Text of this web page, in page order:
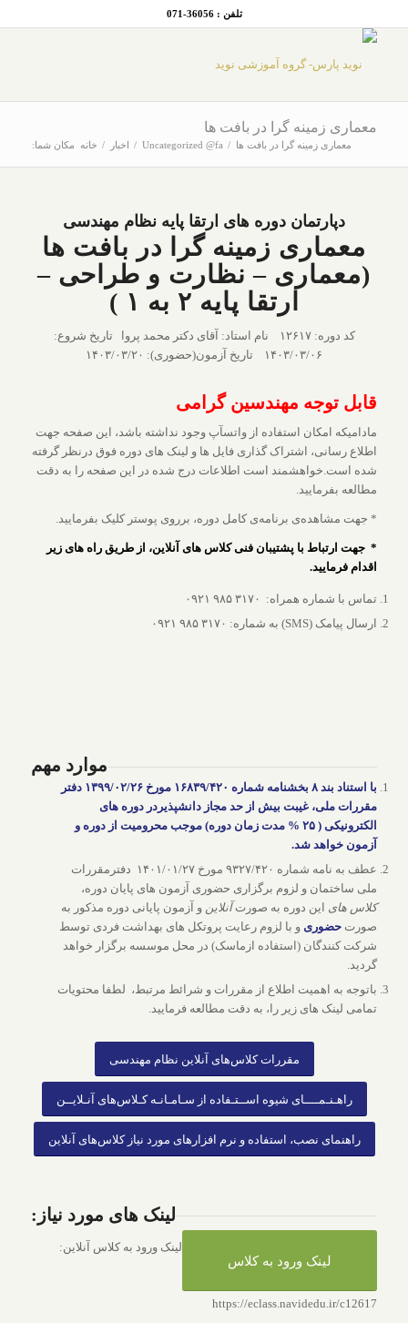
تلفن : 36056-071
معماری زمینه گرا در بافت ها
مکان شما: خانه / اخبار / Uncategorized @fa / معماری زمینه گرا در بافت ها
دپارتمان دوره های ارتقا پایه نظام مهندسی
معماری زمینه گرا در بافت ها
(معماری – نظارت و طراحی –
ارتقا پایه ۲ به ۱ )
کد دوره: ۱۲۶۱۷ نام استاد: آقای دکتر محمد پروا تاریخ شروع:
۱۴۰۳/۰۳/۰۶ تاریخ آزمون(حضوری): ۱۴۰۳/۰۳/۲۰
قابل توجه مهندسین گرامی
مادامیکه امکان استفاده از واتسآپ وجود نداشته باشد، این صفحه جهت
اطلاع رسانی، اشتراک گذاری فایل ها و لینک های دوره فوق درنظر گرفته
شده است.خواهشمند است اطلاعات درج شده در این صفحه را به دقت
مطالعه بفرمایید.
* جهت مشاهده‌ی برنامه‌ی کامل دوره، برروی پوستر کلیک بفرمایید.
* جهت ارتباط با پشتیبان فنی کلاس های آنلاین، از طریق راه های زیر
اقدام فرمایید.
تماس با شماره همراه: ۳۱۷۰ ۹۸۵ ۰۹۲۱
ارسال پیامک (SMS) به شماره: ۳۱۷۰ ۹۸۵ ۰۹۲۱
موارد مهم
با استناد بند ۸ بخشنامه شماره ۱۶۸۳۹/۴۲۰ مورخ ۱۳۹۹/۰۲/۲۶ دفتر
مقررات ملی، غیبت بیش از حد مجاز دانشپذیردر دوره های
الکترونیکی ( ۲۵ % مدت زمان دوره) موجب محرومیت از دوره و
آزمون خواهد شد.
عطف به نامه شماره ۹۳۲۷/۴۲۰ مورخ ۱۴۰۱/۰۱/۲۷ دفترمقررات
ملی ساختمان و لزوم برگزاری حضوری آزمون های پایان دوره،
کلاس های این دوره به صورتآنلاین و آزمون پایانی دوره مذکور به
صورت حضوری و با لزوم رعایت پروتکل های بهداشت فردی توسط
شرکت کنندگان (استفاده ازماسک) در محل موسسه برگزار خواهد
گردید.
باتوجه به اهمیت اطلاع از مقررات و شرائط مرتبط، لطفا محتویات
تمامی لینک های زیر را، به دقت مطالعه فرمایید.
مقررات کلاس‌های آنلاین نظام مهندسی
راهـنـمــــای شیوه اســتـفاده از سـامـانـه کـلاس‌های آنـلایــن
راهنمای نصب، استفاده و نرم افزارهای مورد نیاز کلاس‌های آنلاین
لینک های مورد نیاز:
لینک ورود به کلاس
لینک ورود به کلاس آنلاین:
https://eclass.navidedu.ir/c12617